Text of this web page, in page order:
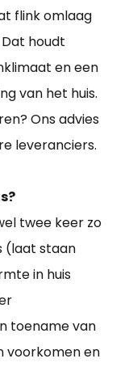
flink omlaag
houdt
en een
van het huis.
Ons advies
leveranciers.
twee keer zo
(laat staan
in huis
toename van
voorkomen en